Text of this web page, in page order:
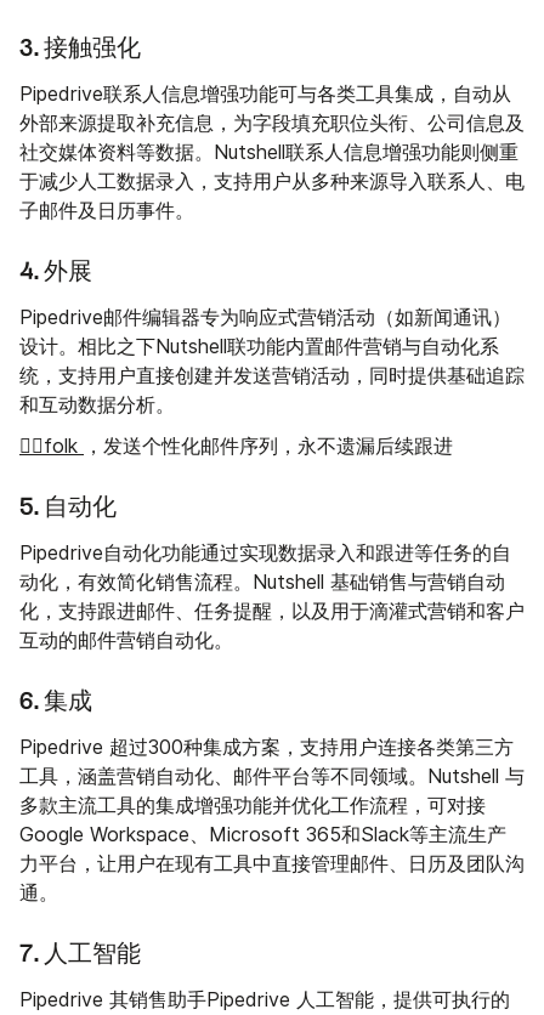
3. 接触强化
Pipedrive联系人信息增强功能可与各类工具集成，自动从
外部来源提取补充信息，为字段填充职位头衔、公司信息及
社交媒体资料等数据。Nutshell联系人信息增强功能则侧重
于减少人工数据录入，支持用户从多种来源导入联系人、电
子邮件及日历事件。
4. 外展
Pipedrive邮件编辑器专为响应式营销活动（如新闻通讯）
设计。相比之下Nutshell联功能内置邮件营销与自动化系
统，支持用户直接创建并发送营销活动，同时提供基础追踪
和互动数据分析。
👉🏼folk
，发送个性化邮件序列，永不遗漏后续跟进
5. 自动化
Pipedrive自动化功能通过实现数据录入和跟进等任务的自
动化，有效简化销售流程。Nutshell 基础销售与营销自动
化，支持跟进邮件、任务提醒，以及用于滴灌式营销和客户
互动的邮件营销自动化。
6. 集成
Pipedrive 超过300种集成方案，支持用户连接各类第三方
工具，涵盖营销自动化、邮件平台等不同领域。Nutshell 与
多款主流工具的集成增强功能并优化工作流程，可对接
Google Workspace、Microsoft 365和Slack等主流生产
力平台，让用户在现有工具中直接管理邮件、日历及团队沟
通。
7. 人工智能
Pipedrive 其销售助手Pipedrive 人工智能，提供可执行的